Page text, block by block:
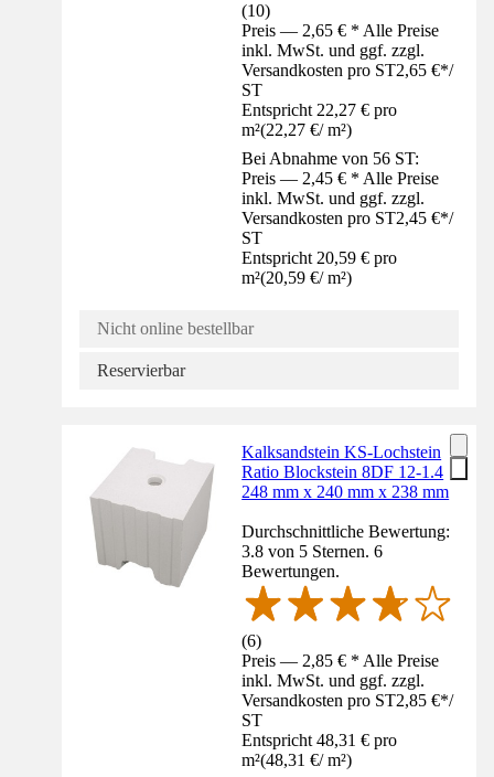
(10)
Preis — 2,65 € * Alle Preise
inkl. MwSt. und ggf. zzgl.
Versandkosten pro ST2,65 €*/
ST
Entspricht 22,27 € pro
m²(22,27 €/ m²)
Bei Abnahme von 56 ST:
Preis — 2,45 € * Alle Preise
inkl. MwSt. und ggf. zzgl.
Versandkosten pro ST2,45 €*/
ST
Entspricht 20,59 € pro
m²(20,59 €/ m²)
Nicht online bestellbar
Reservierbar
Kalksandstein KS-Lochstein
Ratio Blockstein 8DF 12-1.4
248 mm x 240 mm x 238 mm
Durchschnittliche Bewertung:
3.8 von 5 Sternen. 6
Bewertungen.
(6)
Preis — 2,85 € * Alle Preise
inkl. MwSt. und ggf. zzgl.
Versandkosten pro ST2,85 €*/
ST
Entspricht 48,31 € pro
m²(48,31 €/ m²)